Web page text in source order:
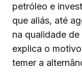
petróleo e
que aliás, até
na qualidade
explica o
temer a